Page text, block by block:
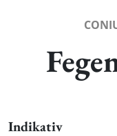
Indikativ